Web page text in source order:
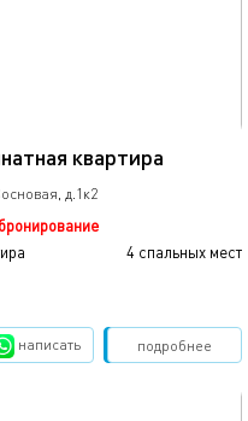
квартира
д.1к2
4 спальных мест
подробнее
написать Забронировать